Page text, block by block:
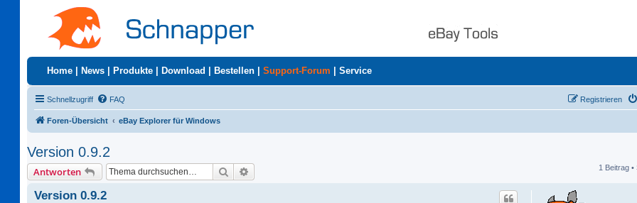
Home News Produkte Download Bestellen Support-Forum Service
Schnellzugriff FAQ Registrieren
Foren-Übersicht eBay Explorer für Windows
Version 0.9.2
Antworten Suche 1 Beitrag •
Version 0.9.2